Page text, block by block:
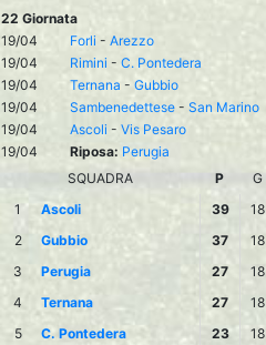
22 Giornata
19/04
Forli - Arezzo
19/04
Rimini - C. Pontedera
19/04
Ternana - Gubbio
19/04
Sambenedettese - San Marino
19/04
Ascoli - Vis Pesaro
19/04
Riposa: Perugia
SQUADRA
P G
1
Ascoli 39 18
2
Gubbio 37 18
3
Perugia 27 18
4
Ternana 27 18
5
C. Pontedera 23 18